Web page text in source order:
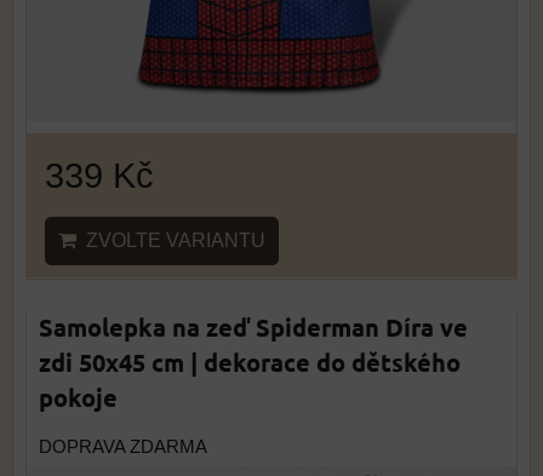
339 Kč
ZVOLTE VARIANTU
Samolepka na zeď Spiderman Díra ve
zdi 50x45 cm | dekorace do dětského
pokoje
DOPRAVA ZDARMA